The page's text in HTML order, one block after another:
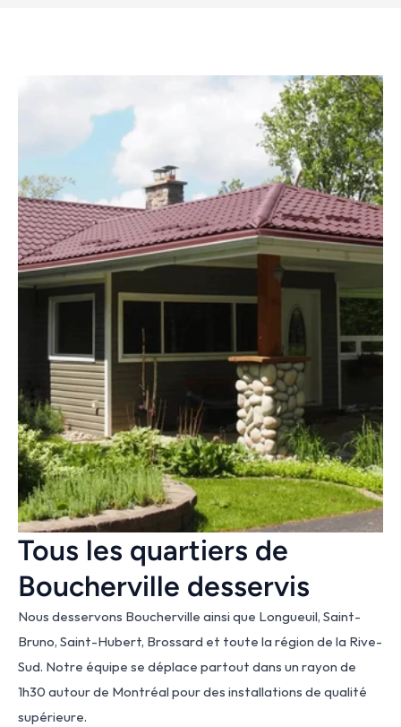
Tous les quartiers de
Boucherville desservis
Nous desservons Boucherville ainsi que Longueuil, Saint-
Bruno, Saint-Hubert, Brossard et toute la région de la Rive-
Sud. Notre équipe se déplace partout dans un rayon de
1h30 autour de Montréal pour des installations de qualité
supérieure.